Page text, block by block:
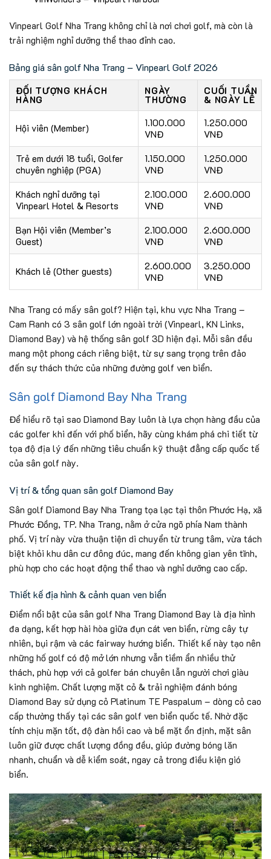
Vinpearl Golf Nha Trang không chỉ là nơi chơi golf, mà còn là
trải nghiệm nghỉ dưỡng thể thao đỉnh cao.
Bảng giá sân golf Nha Trang – Vinpearl Golf 2026
ĐỐI TƯỢNG KHÁCH
HÀNG
NGÀY
THƯỜNG
CUỐI TUẦN
& NGÀY LỄ
Hội viên (Member)
1.100.000
VNĐ
1.250.000
VNĐ
Trẻ em dưới 18 tuổi, Golfer
chuyên nghiệp (PGA)
1.150.000
VNĐ
1.250.000
VNĐ
Khách nghỉ dưỡng tại
Vinpearl Hotel & Resorts
2.100.000
VNĐ
2.600.000
VNĐ
Bạn Hội viên (Member’s
Guest)
2.100.000
VNĐ
2.600.000
VNĐ
Khách lẻ (Other guests)
2.600.000
VNĐ
3.250.000
VNĐ
Nha Trang có mấy sân golf? Hiện tại, khu vực Nha Trang –
Cam Ranh có 3 sân golf lớn ngoài trời (Vinpearl, KN Links,
Diamond Bay) và hệ thống sân golf 3D hiện đại. Mỗi sân đều
mang một phong cách riêng biệt, từ sự sang trọng trên đảo
đến sự thách thức của những đường golf ven biển.
Sân golf Diamond Bay Nha Trang
Để hiểu rõ tại sao Diamond Bay luôn là lựa chọn hàng đầu của
các golfer khi đến với phố biển, hãy cùng khám phá chi tiết từ
tọa độ địa lý đến những tiêu chuẩn kỹ thuật đẳng cấp quốc tế
của sân golf này.
Vị trí & tổng quan sân golf Diamond Bay
Sân golf Diamond Bay Nha Trang tọa lạc tại thôn Phước Hạ, xã
Phước Đồng, TP. Nha Trang, nằm ở cửa ngõ phía Nam thành
phố. Vị trí này vừa thuận tiện di chuyển từ trung tâm, vừa tách
biệt khỏi khu dân cư đông đúc, mang đến không gian yên tĩnh,
phù hợp cho các hoạt động thể thao và nghỉ dưỡng cao cấp.
Thiết kế địa hình & cảnh quan ven biển
Điểm nổi bật của sân golf Nha Trang Diamond Bay là địa hình
đa dạng, kết hợp hài hòa giữa đụn cát ven biển, rừng cây tự
nhiên, bụi rậm và các fairway hướng biển. Thiết kế này tạo nên
những hố golf có độ mở lớn nhưng vẫn tiềm ẩn nhiều thử
thách, phù hợp với cả golfer bán chuyên lẫn người chơi giàu
kinh nghiệm. Chất lượng mặt cỏ & trải nghiệm đánh bóng
Diamond Bay sử dụng cỏ Platinum TE Paspalum – dòng cỏ cao
cấp thường thấy tại các sân golf ven biển quốc tế. Nhờ đặc
tính chịu mặn tốt, độ đàn hồi cao và bề mặt ổn định, mặt sân
luôn giữ được chất lượng đồng đều, giúp đường bóng lăn
nhanh, chuẩn và dễ kiểm soát, ngay cả trong điều kiện gió
biển.